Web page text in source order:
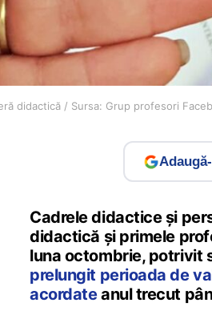
didactică / Sursa: Grup profesori
Cadrele didactice și
didactică și primele
luna octombrie, potrivit
prelungit perioada de
acordateanul trecut